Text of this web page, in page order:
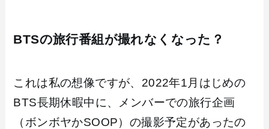
BTSの旅行番組が撮れなくなった？
これは私の想像ですが、2022年1月はじめの
BTS長期休暇中に、メンバーでの旅行企画
（ボンボヤかSOOP）の撮影予定があったの